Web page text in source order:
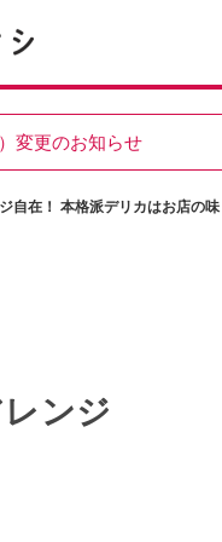
変更のお知らせ
自在！ 本格派デリカはお店の味
ンジ